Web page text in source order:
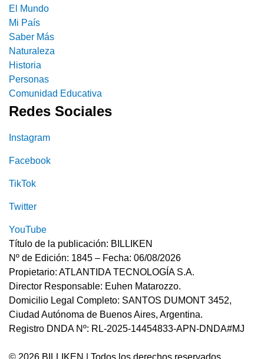
El Mundo
Mi País
Saber Más
Naturaleza
Historia
Personas
Comunidad Educativa
Redes Sociales
Instagram
Facebook
TikTok
Twitter
YouTube
Título de la publicación: BILLIKEN
Nº de Edición: 1845 – Fecha: 06/08/2026
Propietario: ATLANTIDA TECNOLOGÍA S.A.
Director Responsable: Euhen Matarozzo.
Domicilio Legal Completo: SANTOS DUMONT 3452,
Ciudad Autónoma de Buenos Aires, Argentina.
Registro DNDA Nº: RL-2025-14454833-APN-DNDA#MJ
© 2026 BILLIKEN | Todos los derechos reservados